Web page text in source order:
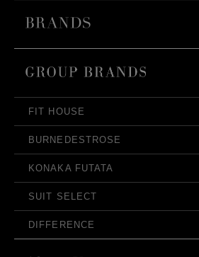
FIT HOUSE
BURNEDESTROSE
KONAKA FUTATA
SUIT SELECT
DIFFERENCE